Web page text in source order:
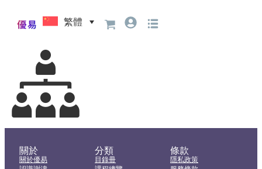
繁體
關於
關於優易
分類
目錄冊
條款
隱私政策